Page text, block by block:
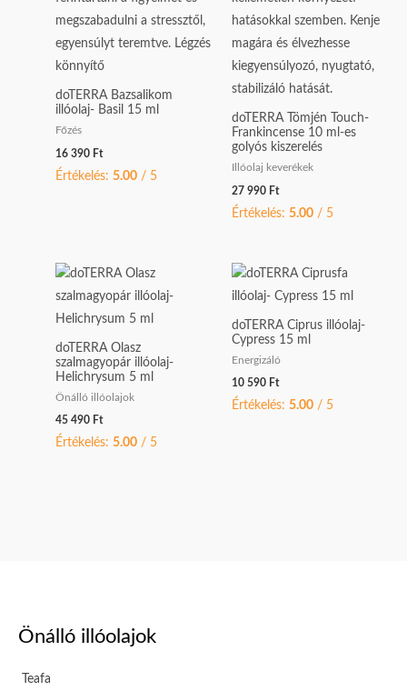
doTERRA Bazsalikom
illóolaj- Basil 15 ml
Főzés
16 390 Ft
Értékelés:5.00 / 5
doTERRA Tömjén Touch-
Frankincense 10 ml-es
golyós kiszerelés
Illóolaj keverékek
27 990 Ft
Értékelés: 5.00/ 5
doTERRA Olasz
szalmagyopár illóolaj-
Helichrysum 5 ml
Önálló illóolajok
45 490 Ft
Értékelés:5.00 / 5
doTERRA Ciprus illóolaj-
Cypress 15 ml
Energizáló
10 590 Ft
Értékelés: 5.00/ 5
Önálló illóolajok
Teafa